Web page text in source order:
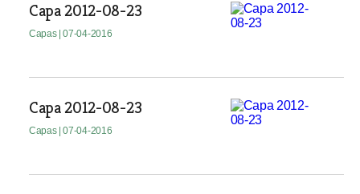
Capa 2012-08-23
Capas | 07-04-2016
Capa 2012-08-23
Capas | 07-04-2016